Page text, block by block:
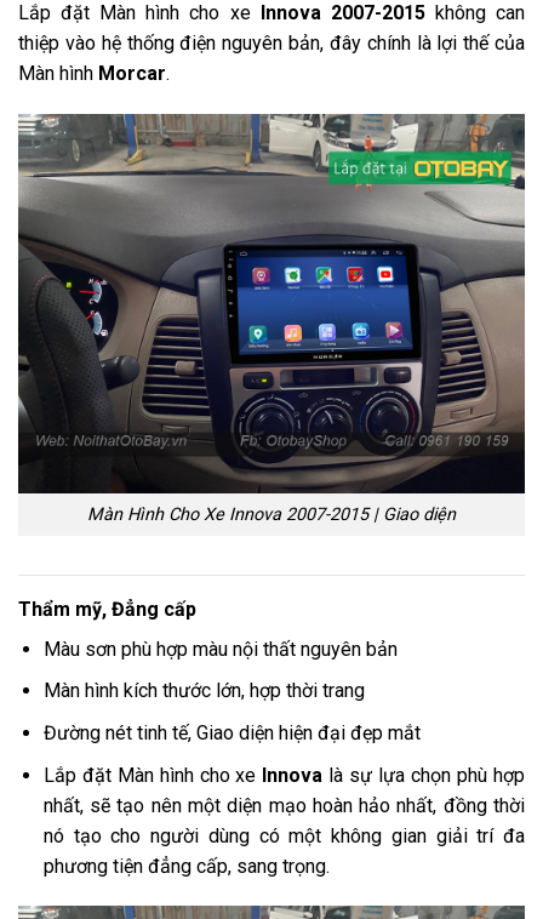
Lắp đặt Màn hình cho xe Innova 2007-2015 không can
thiệp vào hệ thống điện nguyên bản, đây chính là lợi thế của
Màn hình Morcar.
Màn Hình Cho Xe Innova 2007-2015 | Giao diện
Thẩm mỹ, Đẳng cấp
Màu sơn phù hợp màu nội thất nguyên bản
Màn hình kích thước lớn, hợp thời trang
Đường nét tinh tế, Giao diện hiện đại đẹp mắt
Lắp đặt Màn hình cho xe Innova là sự lựa chọn phù hợp
nhất, sẽ tạo nên một diện mạo hoàn hảo nhất, đồng thời
nó tạo cho người dùng có một không gian giải trí đa
phương tiện đẳng cấp, sang trọng.